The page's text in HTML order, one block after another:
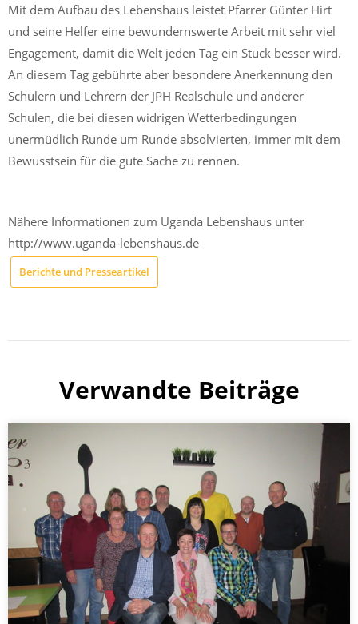
Mit dem Aufbau des Lebenshaus leistet Pfarrer Günter Hirt
und seine Helfer eine bewundernswerte Arbeit mit sehr viel
Engagement, damit die Welt jeden Tag ein Stück besser wird.
An diesem Tag gebührte aber besondere Anerkennung den
Schülern und Lehrern der JPH Realschule und anderer
Schulen, die bei diesen widrigen Wetterbedingungen
unermüdlich Runde um Runde absolvierten, immer mit dem
Bewusstsein für die gute Sache zu rennen.
Nähere Informationen zum Uganda Lebenshaus unter
http://www.uganda-lebenshaus.de
Berichte und Presseartikel
Verwandte Beiträge